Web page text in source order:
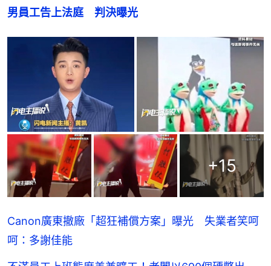
男員工告上法庭　判決曝光
+15
Canon廣東撤廠「超狂補償方案」曝光 失業者笑呵
呵：多謝佳能